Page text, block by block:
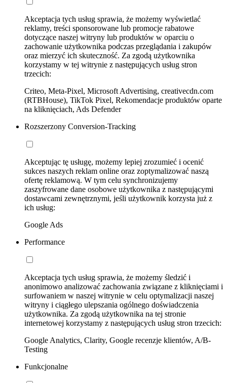
Akceptacja tych usług sprawia, że możemy wyświetlać
reklamy, treści sponsorowane lub promocje rabatowe
dotyczące naszej witryny lub produktów w oparciu o
zachowanie użytkownika podczas przeglądania i zakupów
oraz mierzyć ich skuteczność. Za zgodą użytkownika
korzystamy w tej witrynie z następujących usług stron
trzecich:
Criteo, Meta-Pixel, Microsoft Advertising, creativecdn.com
(RTBHouse), TikTok Pixel, Rekomendacje produktów oparte
na kliknięciach, Ads Defender
Rozszerzony Conversion-Tracking
Akceptując tę usługę, możemy lepiej zrozumieć i ocenić
sukces naszych reklam online oraz zoptymalizować naszą
ofertę reklamową. W tym celu synchronizujemy
zaszyfrowane dane osobowe użytkownika z następującymi
dostawcami zewnętrznymi, jeśli użytkownik korzysta już z
ich usług:
Google Ads
Performance
Akceptacja tych usług sprawia, że możemy śledzić i
anonimowo analizować zachowania związane z kliknięciami i
surfowaniem w naszej witrynie w celu optymalizacji naszej
witryny i ciągłego ulepszania ogólnego doświadczenia
użytkownika. Za zgodą użytkownika na tej stronie
internetowej korzystamy z następujących usług stron trzecich:
Google Analytics, Clarity, Google recenzje klientów, A/B-
Testing
Funkcjonalne